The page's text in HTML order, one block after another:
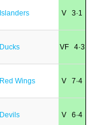
Islanders V 3·1
Ducks VF 4·3
Red Wings V 7·4
Devils V 6·4